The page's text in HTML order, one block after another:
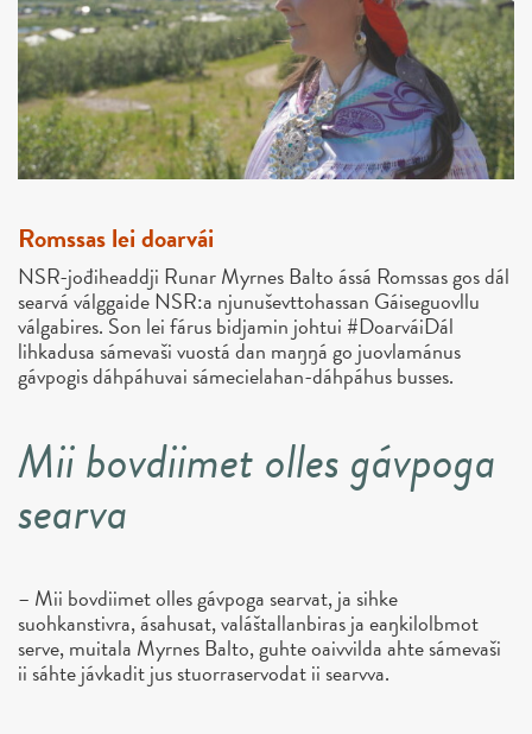
Romssas lei doarvái
NSR-jođiheaddji Runar Myrnes Balto ássá Romssas gos dál
searvá válggaide NSR:a njunuševttohassan Gáiseguovllu
válgabires. Son lei fárus bidjamin johtui #DoarváiDál
lihkadusa sámevaši vuostá dan maŋŋá go juovlamánus
gávpogis dáhpáhuvai sámecielahan-dáhpáhus busses.
Mii bovdiimet olles gávpoga
searva
– Mii bovdiimet olles gávpoga searvat, ja sihke
suohkanstivra, ásahusat, valáštallanbiras ja eaŋkilolbmot
serve, muitala Myrnes Balto, guhte oaivvilda ahte sámevaši
ii sáhte jávkadit jus stuorraservodat ii searvva.